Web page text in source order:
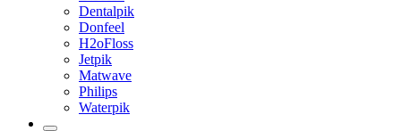
Dentalpik
Donfeel
H2oFloss
Jetpik
Matwave
Philips
Waterpik